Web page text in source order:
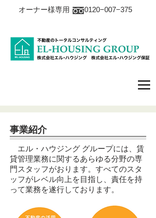
オーナー様専用 0120−007−375
事業紹介
エル・ハウジング グループには、賃
貸管理業務に関するあらゆる分野の専
門スタッフがおります。すべてのスタ
ッフがレベル向上を目指し、責任を持
って業務を遂行しております。